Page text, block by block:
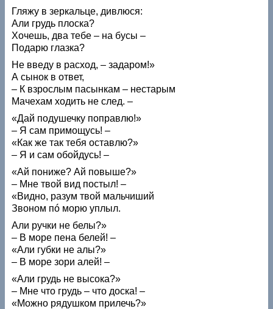
Гляжу в зеркальце, дивлюся:
Али грудь плоска?
Хочешь, два тебе – на бусы –
Подарю глазка?
Не введу в расход, – задаром!»
А сынок в ответ,
– К взрослым пасынкам – нестарым
Мачехам ходить не след. –
«Дай подушечку поправлю!»
– Я сам примощусь! –
«Как же так тебя оставлю?»
– Я и сам обойдусь! –
«Ай пониже? Aй повыше?»
– Мне твой вид постыл! –
«Видно, разум твой мальчиший
Звоном пó морю уплыл.
Али ручки не белы?»
– В море пена белей! –
«Али губки не алы?»
– В море зори алей! –
«Али грудь не высока?»
– Мне что грудь – что доска! –
«Можно рядушком прилечь?»